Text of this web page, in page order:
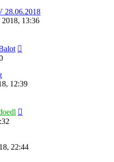
28.06.2018
2018, 13:36
12:39
22:44